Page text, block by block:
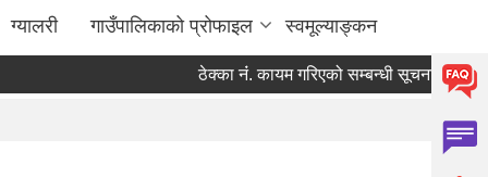
ग्यालरी गाउँपालिकाको प्रोफाइल स्वमूल्याङ्कन
ठेक्का नंं. कायम गरिएको सम्बन्धी सूचना !